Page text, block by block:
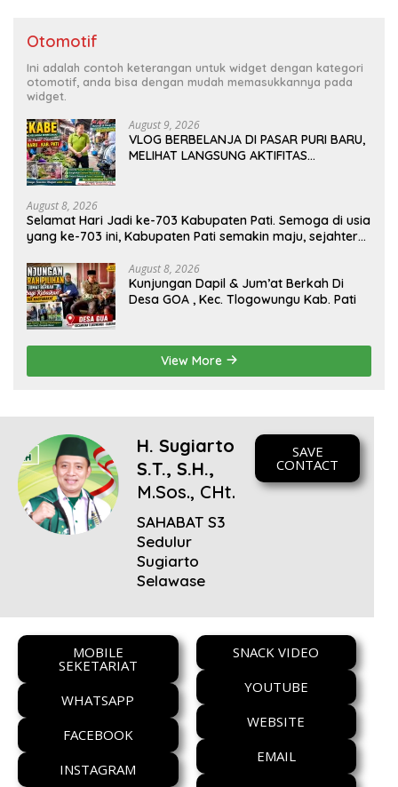
Otomotif
Ini adalah contoh keterangan untuk widget dengan kategori
otomotif, anda bisa dengan mudah memasukkannya pada
widget.
August 9, 2026
VLOG BERBELANJA DI PASAR PURI BARU,
MELIHAT LANGSUNG AKTIFITAS
August 8, 2026
Selamat Hari Jadi ke-703 Kabupaten Pati. Semoga di usia
yang ke-703 ini, Kabupaten Pati semakin maju, sejahtera,
kesejahteraan bagi seluruh masyarakatnya. Semoga
sinergi dan kolaborasi yang telah terjalin semakin kuat
demi mewujudkan pembangunan yang berkelanjutan.
Dirgahayu Kabupaten Pati ke-703. Salam sedulur Pati
Selawase. Facebook
August 8, 2026
Kunjungan Dapil & Jum’at Berkah Di
Desa GOA , Kec. Tlogowungu Kab. Pati
View More
H. Sugiarto
S.T., S.H.,
M.Sos., CHt.
SAHABAT S3
Sedulur
Sugiarto
Selawase
SAVE
CONTACT
MOBILE
SEKETARIAT
WHATSAPP
FACEBOOK
INSTAGRAM
SNACK VIDEO
YOUTUBE
WEBSITE
EMAIL